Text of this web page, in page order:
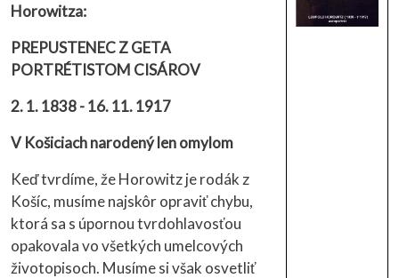
Horowitza:
PREPUSTENEC Z GETA
PORTRÉTISTOM CISÁROV
2. 1. 1838 - 16. 11. 1917
V Košiciach narodený len omylom
Keď tvrdíme, že Horowitz je rodák z
Košíc, musíme najskôr opraviť chybu,
ktorá sa s úpornou tvrdohlavosťou
opakovala vo všetkých umelcových
životopisoch. Musíme si však osvetliť